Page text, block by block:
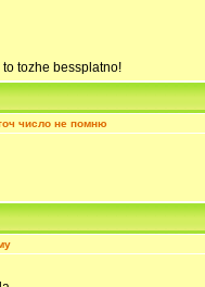
tozhe bessplatno!
число не помню